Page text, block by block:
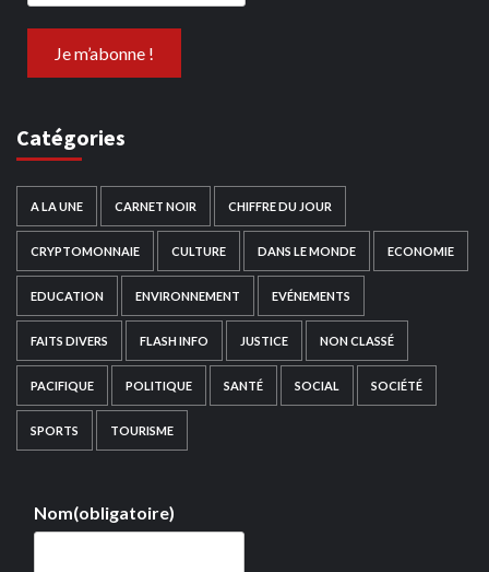
Catégories
A LA UNE CARNET NOIR CHIFFRE DU JOUR
CRYPTOMONNAIE CULTURE DANS LE MONDE ECONOMIE
EDUCATION ENVIRONNEMENT EVÉNEMENTS
FAITS DIVERS FLASH INFO JUSTICE NON CLASSÉ
PACIFIQUE POLITIQUE SANTÉ SOCIAL SOCIÉTÉ
SPORTS TOURISME
Nom(obligatoire)